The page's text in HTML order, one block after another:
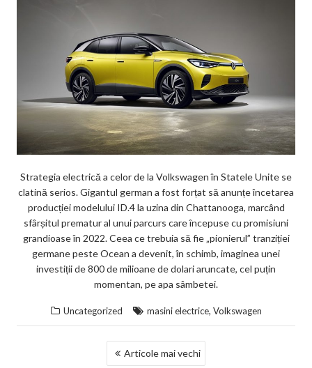
Strategia electrică a celor de la Volkswagen în Statele Unite se
clatină serios. Gigantul german a fost forțat să anunțe încetarea
producției modelului ID.4 la uzina din Chattanooga, marcând
sfârșitul prematur al unui parcurs care începuse cu promisiuni
grandioase în 2022. Ceea ce trebuia să fie „pionierul” tranziției
germane peste Ocean a devenit, în schimb, imaginea unei
investiții de 800 de milioane de dolari aruncate, cel puțin
momentan, pe apa sâmbetei.
Uncategorized masini electrice, Volkswagen
Articole mai vechi